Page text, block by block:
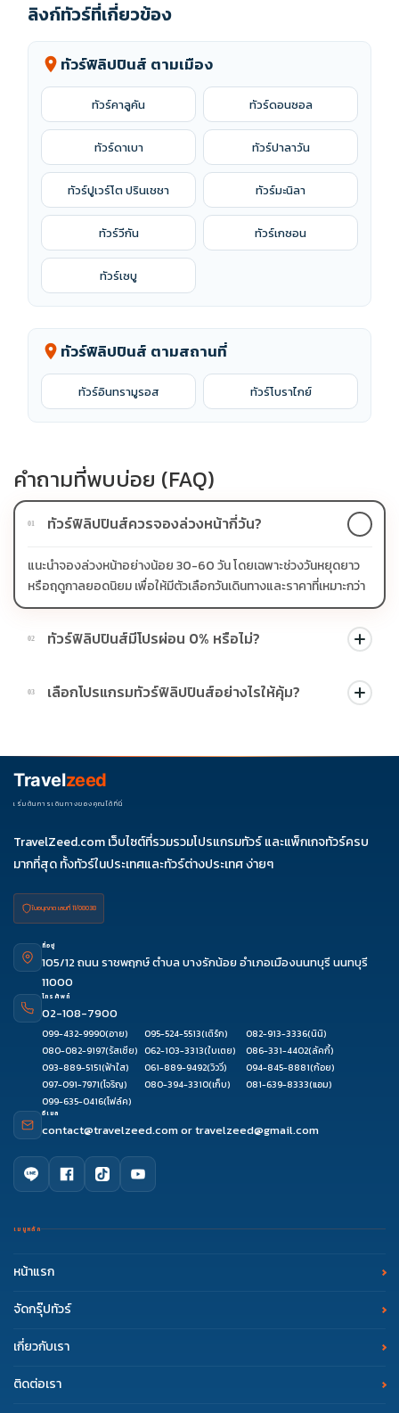
ลิงก์ทัวร์ที่เกี่ยวข้อง
location_on ทัวร์ฟิลิปปินส์ ตามเมือง
ทัวร์คาลูคัน ทัวร์ดอนซอล
ทัวร์ดาเบา ทัวร์ปาลาวัน
ทัวร์ปูเวร์โต ปรินเชชา ทัวร์มะนิลา
ทัวร์วีกัน ทัวร์เกซอน
ทัวร์เซบู
location_on ทัวร์ฟิลิปปินส์ ตามสถานที่
ทัวร์อินทรามูรอส ทัวร์โบราไกย์
คำถามที่พบบ่อย (FAQ)
01 ทัวร์ฟิลิปปินส์ควรจองล่วงหน้ากี่วัน?
แนะนำจองล่วงหน้าอย่างน้อย 30-60 วัน โดยเฉพาะช่วงวันหยุดยาว
หรือฤดูกาลยอดนิยม เพื่อให้มีตัวเลือกวันเดินทางและราคาที่เหมาะกว่า
02 ทัวร์ฟิลิปปินส์มีโปรผ่อน 0% หรือไม่?
บางโปรแกรมมีโปรผ่อน 0% หรือโปรโมชั่นบัตรเครดิตตามเงื่อนไขที่
บริษัทกำหนด สามารถดูสัญลักษณ์โปรโมชั่นในรายการทัวร์แต่ละ
03 เลือกโปรแกรมทัวร์ฟิลิปปินส์อย่างไรให้คุ้ม?
ช่วงราคา ไม่ควรเทียบจากราคาต่ำสุดเพียงอย่างเดียว
Travelzeed
เริ่มต้นการเดินทางของคุณได้ที่นี่
TravelZeed.com เว็บไซต์ที่รวมรวมโปรแกรมทัวร์ และแพ็กเกจทัวร์ครบ
มากที่สุด ทั้งทัวร์ในประเทศและทัวร์ต่างประเทศ ง่ายๆ
ใบอนุญาต เลขที่ 11/08038
ที่อยู่
105/12 ถนน ราชพฤกษ์ ตำบล บางรักน้อย อำเภอเมืองนนทบุรี นนทบุรี
11000
โทรศัพท์
02-108-7900
099-432-9990(อาย) 095-524-5513(เติร์ก) 082-913-3336(นินิ)
080-082-9197(รัสเซีย) 062-103-3313(ใบเตย) 086-331-4402(ลัคกี้)
093-889-5151(ฟ้าใส) 061-889-9492(วิววี่) 094-845-8881(ก้อย)
097-091-7971(โจริญ) 080-394-3310(เก็บ) 081-639-8333(แอม)
099-635-0416(โฟล์ค)
อีเมล
contact@travelzeed.comortravelzeed@gmail.com
เมนูหลัก
หน้าแรก
จัดกรุ๊ปทัวร์
เกี่ยวกับเรา
ติดต่อเรา